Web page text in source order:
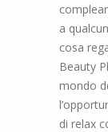
a
cosa
Beauty
mondo
l’
di relax